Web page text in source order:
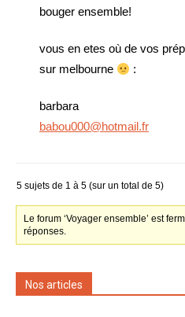
bouger ensemble!
vous en etes où de vos
sur melbourne
:
barbara
babou000@hotmail.fr
5 sujets de 1 à 5 (sur un total de 5)
Le forum ‘Voyager ensemble’ est
réponses.
Nos articles